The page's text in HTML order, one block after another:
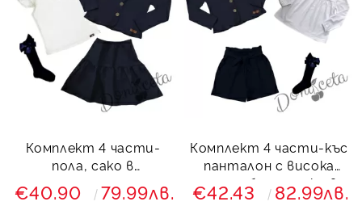
Комплект 4 части-
пола, сако в
тъмносиньо,чорапи и
блузка с къс ръкав в
€40.90 79.99лв.
Комплект 4 части-къс
панталон с висока
талия,блуза, сако в
тъмносиньо Гери
€42.43 82.99лв.